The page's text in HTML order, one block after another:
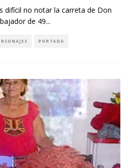
difícil no notar la carreta de Don
de 49...
PORTADA